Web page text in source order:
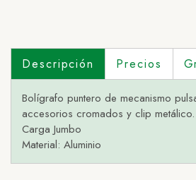
Descripción Precios
Bolígrafo puntero de mecanismo
accesorios cromados y clip
Carga Jumbo
Material: Aluminio